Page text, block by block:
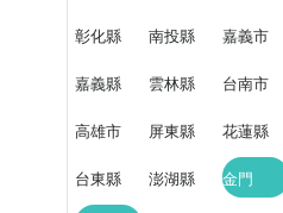
彰化縣 南投縣 嘉義市
嘉義縣 雲林縣 台南市
高雄市 屏東縣 花蓮縣
台東縣 澎湖縣 金門